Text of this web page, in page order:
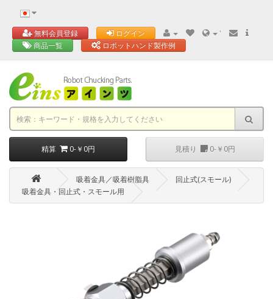
無料会員登録 ログイン
'
商品一覧
ロボットハンド製作例
精算 0-￥0円 見積り 0-￥0円
吸着金具／吸着樹脂具
回止式(スモール)
吸着金具・回止式・スモール用